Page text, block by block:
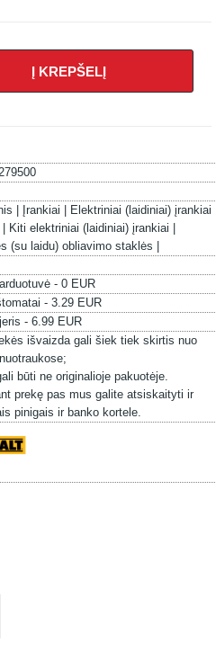
Į KREPŠELĮ
| Įrankiai |
Elektriniai (laidiniai) įrankiai
Kiti elektriniai (laidiniai) įrankiai |
(su laidu) obliavimo staklės |
- 0 EUR
- 3.29 EUR
- 6.99 EUR
išvaizda gali šiek tiek skirtis nuo
būti ne originalioje pakuotėje.
prekę pas mus galite atsiskaityti ir
pinigais ir banko kortele.